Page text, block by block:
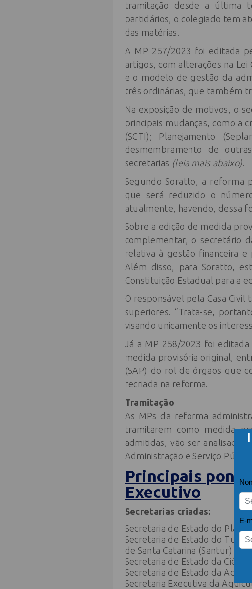
tramitação desde a última
partidários, o colegiado tem
das matérias.
A MP 257/2023 foi editada
artigos, com alterações na
e o modelo de gestão da
três ordinárias, que também
Na exposição de motivos, o
principais mudanças, como a
(SCTI); Planejamento
desmembramento de
secretarias (leia mais abaixo).
Segundo Soratto, a reforma
que será reduzido o
atualmente, havendo, dessa
Sobre a edição de medida
complementar, o secretário
relativa à gestão financeira
Além disso, para Soratto,
Constituição Estadual para a
O responsável pela Casa
superiores. “Trata-se,
visando unicamente os
Já a MP 258/2023 foi
medida provisória original,
(SAP) do rol de órgãos que
recriada na reforma.
Tramitação
As MPs da reforma
tramitarem como medida
admitidas, vão ser analisadas
Administração e Serviço
Principais
Executivo
Secretarias criadas:
Secretaria de Estado do
Secretaria de Estado do
de Santa Catarina (Santur)
Secretaria de Estado da
Secretaria de Estado da
Secretaria Executiva da